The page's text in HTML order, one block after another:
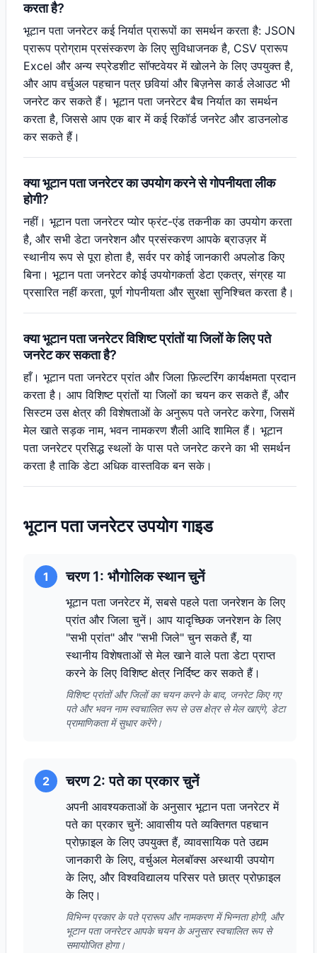
करता है?
भूटान पता जनरेटर कई निर्यात प्रारूपों का समर्थन करता है: JSON
प्रारूप प्रोग्राम प्रसंस्करण के लिए सुविधाजनक है, CSV प्रारूप
Excel और अन्य स्प्रेडशीट सॉफ्टवेयर में खोलने के लिए उपयुक्त है,
और आप वर्चुअल पहचान पत्र छवियां और बिज़नेस कार्ड लेआउट भी
जनरेट कर सकते हैं। भूटान पता जनरेटर बैच निर्यात का समर्थन
करता है, जिससे आप एक बार में कई रिकॉर्ड जनरेट और डाउनलोड
कर सकते हैं।
क्या भूटान पता जनरेटर का उपयोग करने से गोपनीयता लीक
होगी?
नहीं। भूटान पता जनरेटर प्योर फ्रंट-एंड तकनीक का उपयोग करता
है, और सभी डेटा जनरेशन और प्रसंस्करण आपके ब्राउज़र में
स्थानीय रूप से पूरा होता है, सर्वर पर कोई जानकारी अपलोड किए
बिना। भूटान पता जनरेटर कोई उपयोगकर्ता डेटा एकत्र, संग्रह या
प्रसारित नहीं करता, पूर्ण गोपनीयता और सुरक्षा सुनिश्चित करता है।
क्या भूटान पता जनरेटर विशिष्ट प्रांतों या जिलों के लिए पते
जनरेट कर सकता है?
हाँ। भूटान पता जनरेटर प्रांत और जिला फ़िल्टरिंग कार्यक्षमता प्रदान
करता है। आप विशिष्ट प्रांतों या जिलों का चयन कर सकते हैं, और
सिस्टम उस क्षेत्र की विशेषताओं के अनुरूप पते जनरेट करेगा, जिसमें
मेल खाते सड़क नाम, भवन नामकरण शैली आदि शामिल हैं। भूटान
पता जनरेटर प्रसिद्ध स्थलों के पास पते जनरेट करने का भी समर्थन
करता है ताकि डेटा अधिक वास्तविक बन सके।
भूटान पता जनरेटर उपयोग गाइड
1 चरण 1: भौगोलिक स्थान चुनें
भूटान पता जनरेटर में, सबसे पहले पता जनरेशन के लिए
प्रांत और जिला चुनें। आप यादृच्छिक जनरेशन के लिए
"सभी प्रांत" और "सभी जिले" चुन सकते हैं, या
स्थानीय विशेषताओं से मेल खाने वाले पता डेटा प्राप्त
करने के लिए विशिष्ट क्षेत्र निर्दिष्ट कर सकते हैं।
विशिष्ट प्रांतों और जिलों का चयन करने के बाद, जनरेट किए गए
पते और भवन नाम स्वचालित रूप से उस क्षेत्र से मेल खाएंगे, डेटा
प्रामाणिकता में सुधार करेंगे।
2 चरण 2: पते का प्रकार चुनें
अपनी आवश्यकताओं के अनुसार भूटान पता जनरेटर में
पते का प्रकार चुनें: आवासीय पते व्यक्तिगत पहचान
प्रोफ़ाइल के लिए उपयुक्त हैं, व्यावसायिक पते उद्यम
जानकारी के लिए, वर्चुअल मेलबॉक्स अस्थायी उपयोग
के लिए, और विश्वविद्यालय परिसर पते छात्र प्रोफ़ाइल
के लिए।
विभिन्न प्रकार के पते प्रारूप और नामकरण में भिन्नता होगी, और
भूटान पता जनरेटर आपके चयन के अनुसार स्वचालित रूप से
समायोजित होगा।